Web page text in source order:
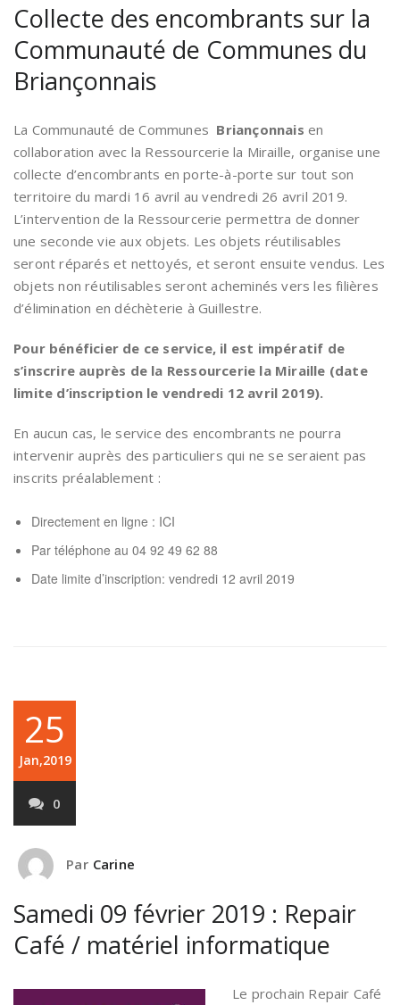
Collecte des encombrants sur la
Communauté de Communes du
Briançonnais
La Communauté de Communes Briançonnaisen
collaboration avec la Ressourcerie la Miraille, organise une
collecte d’encombrants en porte-à-porte sur tout son
territoire du mardi 16 avril au vendredi 26 avril 2019.
L’intervention de la Ressourcerie permettra de donner
une seconde vie aux objets. Les objets réutilisables
seront réparés et nettoyés, et seront ensuite vendus. Les
objets non réutilisables seront acheminés vers les filières
d’élimination en déchèterie à Guillestre.
Pour bénéficier de ce service, il est impératif de
s’inscrire auprès de la Ressourcerie la Miraille (date
limite d’inscription le vendredi 12 avril 2019).
En aucun cas, le service des encombrants ne pourra
intervenir auprès des particuliers qui ne se seraient pas
inscrits préalablement :
Directement en ligne : ICI
Par téléphone au 04 92 49 62 88
Date limite d’inscription: vendredi 12 avril 2019
25
Jan,2019
0
Par Carine
Samedi 09 février 2019 : Repair
Café / matériel informatique
Le prochain Repair Café